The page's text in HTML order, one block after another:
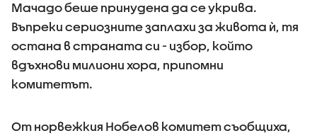
Мачадо беше принудена да се укрива.
Въпреки сериозните заплахи за живота ѝ, тя
остана в страната си - избор, който
вдъхнови милиони хора, припомни
комитетът.
От норвежкия Нобелов комитет съобщиха,